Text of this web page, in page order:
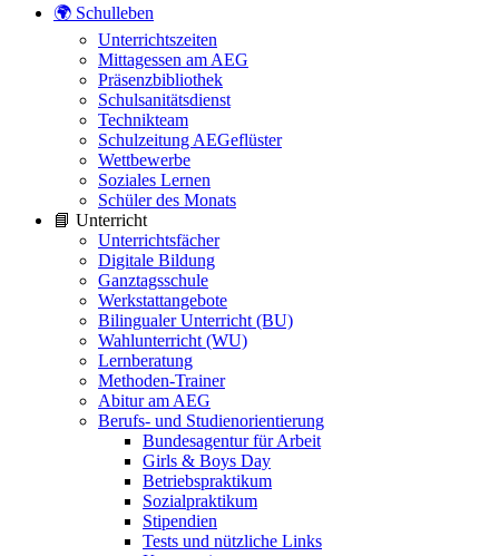
🌍 Schulleben
Unterrichtszeiten
Mittagessen am AEG
Präsenzbibliothek
Schulsanitätsdienst
Technikteam
Schulzeitung AEGeflüster
Wettbewerbe
Soziales Lernen
Schüler des Monats
📘 Unterricht
Unterrichtsfächer
Digitale Bildung
Ganztagsschule
Werkstattangebote
Bilingualer Unterricht (BU)
Wahlunterricht (WU)
Lernberatung
Methoden-Trainer
Abitur am AEG
Berufs- und Studienorientierung
Bundesagentur für Arbeit
Girls & Boys Day
Betriebspraktikum
Sozialpraktikum
Stipendien
Tests und nützliche Links